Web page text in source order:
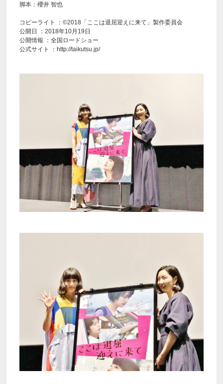
脚本：櫻井 智也
コピーライト ：©2018「ここは退屈迎えに来て」製作委員会
公開日 ：2018年10月19日
公開情報 ：全国ロードショー
公式サイト ：http://taikutsu.jp/